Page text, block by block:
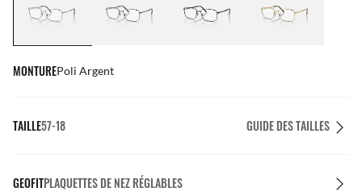
MONTUREPoli Argent
TAILLE57-18 GUIDE DES TAILLES
GEOFITPLAQUETTES DE NEZ RÉGLABLES